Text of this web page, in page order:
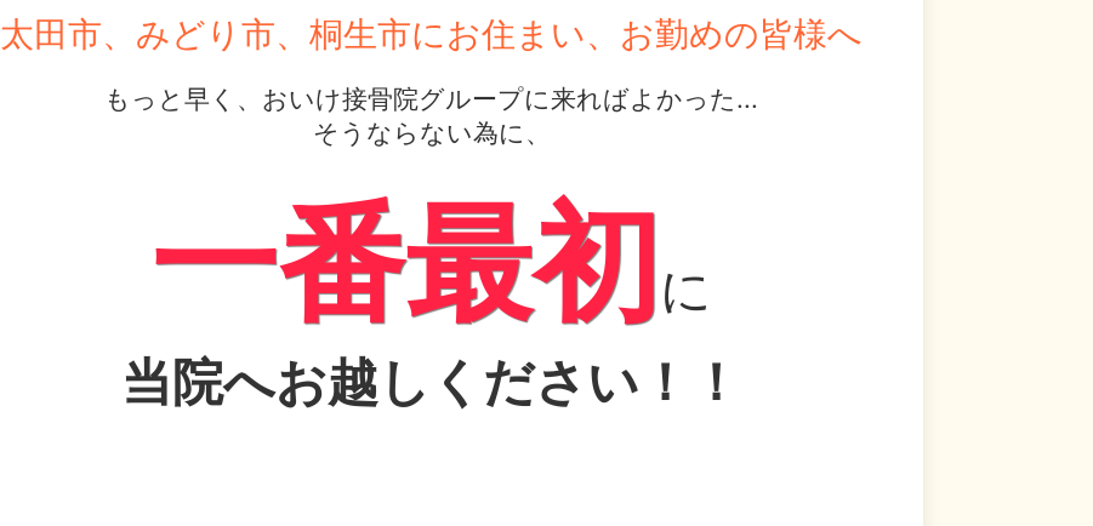
太田市、みどり市、桐生市にお住まい、お勤めの皆様へ
もっと早く、おいけ接骨院グループに来ればよかった...
そうならない為に、
一番最初に
当院へお越しください！！